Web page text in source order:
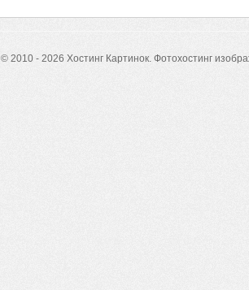
© 2010 - 2026 Хостинг Картинок. Фотохостинг